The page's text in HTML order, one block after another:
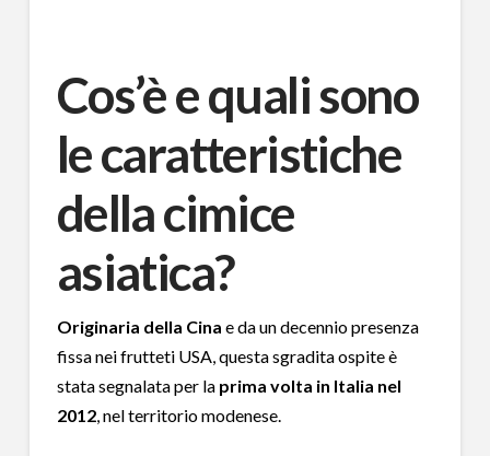
Cos’è e quali sono
le caratteristiche
della cimice
asiatica?
Originaria della Cina e da un decennio presenza
fissa nei frutteti USA, questa sgradita ospite è
stata segnalata per la prima volta in Italia nel
2012, nel territorio modenese.